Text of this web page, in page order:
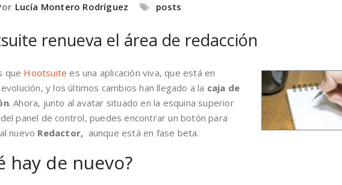
Lucía Montero Rodríguez posts
renueva el área de redacción
que Hootsuitees una aplicación viva, que está en
y los últimos cambios han llegado a la caja de
. Ahora, junto al avatar situado en la esquina superior
panel de control, puedes encontrar un botón para
nuevo Redactor, aunque está en fase beta.
hay de nuevo?